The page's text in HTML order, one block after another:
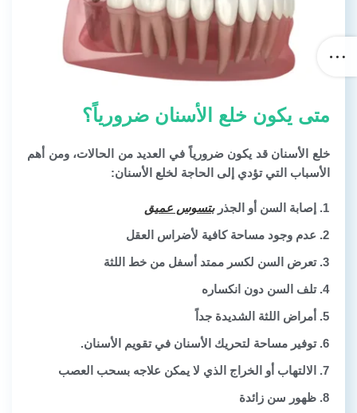
متى يكون خلع الأسنان ضرورياً؟
خلع الأسنان قد يكون ضرورياً في العديد من الحالات، ومن أهم
الأسباب التي تؤدي إلى الحاجة لخلع الأسنان:
إصابة السن أو الجذربتسوس عميق
عدم وجود مساحة كافية لأضراس العقل
تعرض السن لكسر ممتد أسفل من خط اللثة
تلف السن دون انكساره
أمراض اللثة الشديدة جداً
توفير مساحة لتحريك الأسنان في تقويم الأسنان.
الالتهاب أو الخراج الذي لا يمكن علاجه بسحب العصب
ظهور سن زائدة